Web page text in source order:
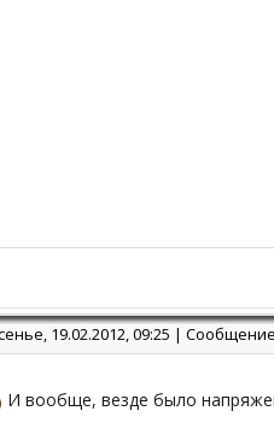
19.02.2012, 09:25 |
И вообще, везде было